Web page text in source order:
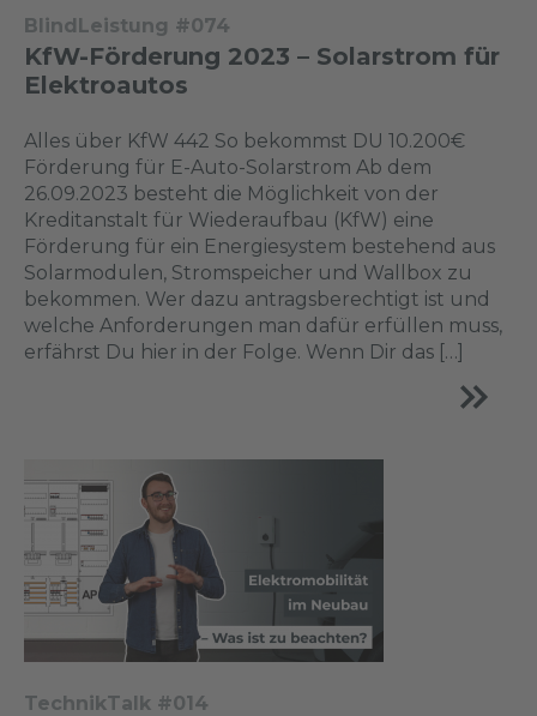
BlindLeistung #074
KfW-Förderung 2023 – Solarstrom für
Elektroautos
Alles über KfW 442 So bekommst DU 10.200€
Förderung für E-Auto-Solarstrom Ab dem
26.09.2023 besteht die Möglichkeit von der
Kreditanstalt für Wiederaufbau (KfW) eine
Förderung für ein Energiesystem bestehend aus
Solarmodulen, Stromspeicher und Wallbox zu
bekommen. Wer dazu antragsberechtigt ist und
welche Anforderungen man dafür erfüllen muss,
erfährst Du hier in der Folge. Wenn Dir das […]
TechnikTalk #014